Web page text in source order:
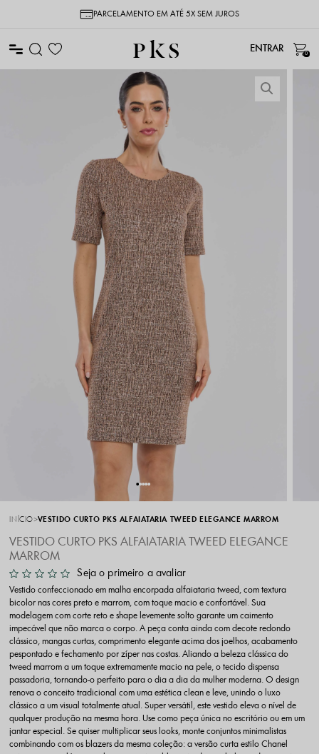
PARCELAMENTO EM ATÉ 5X SEM JUROS
0
INÍCIO VESTIDO CURTO PKS ALFAIATARIA TWEED ELEGANCE MARROM
VESTIDO CURTO PKS ALFAIATARIA TWEED ELEGANCE
MARROM
Seja o primeiro a avaliar
Vestido confeccionado em malha encorpada alfaiataria tweed, com textura
bicolor nas cores preto e marrom, com toque macio e confortável. Sua
modelagem com corte reto e shape levemente solto garante um caimento
impecável que não marca o corpo. A peça conta ainda com decote redondo
clássico, mangas curtas, comprimento elegante acima dos joelhos, acabamento
pespontado e fechamento por zíper nas costas. Aliando a beleza clássica do
tweed marrom a um toque extremamente macio na pele, o tecido dispensa
passadoria, tornando-o perfeito para o dia a dia da mulher moderna. O design
renova o conceito tradicional com uma estética clean e leve, unindo o luxo
clássico a um visual totalmente atual. Super versátil, este vestido eleva o nível de
qualquer produção na mesma hora. Use como peça única no escritório ou em um
jantar especial. Se quiser multiplicar seus looks, monte conjuntos minimalistas
combinando com os blazers da mesma coleção: a versão curta estilo Chanel